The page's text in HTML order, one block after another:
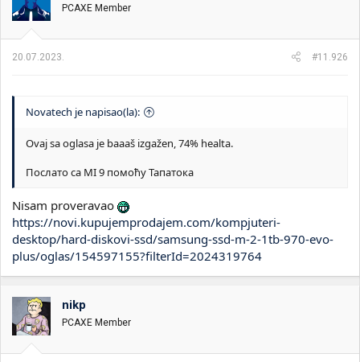
k
t
e
m
k
e
a
PCAXE Member
20.07.2023. #11.926
Novatech je napisao(la):
Ovaj sa oglasa je baaaš izgažen, 74% healta.
Послато са MI 9 помоћу Тапатока
Nisam proveravao
https://novi.kupujemprodajem.com/kompjuteri-
desktop/hard-diskovi-ssd/samsung-ssd-m-2-1tb-970-evo-
plus/oglas/154597155?filterId=2024319764
nikp
PCAXE Member